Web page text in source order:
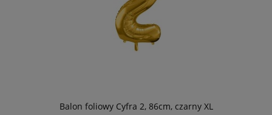
Balon foliowy Cyfra 2, 86cm, czarny XL